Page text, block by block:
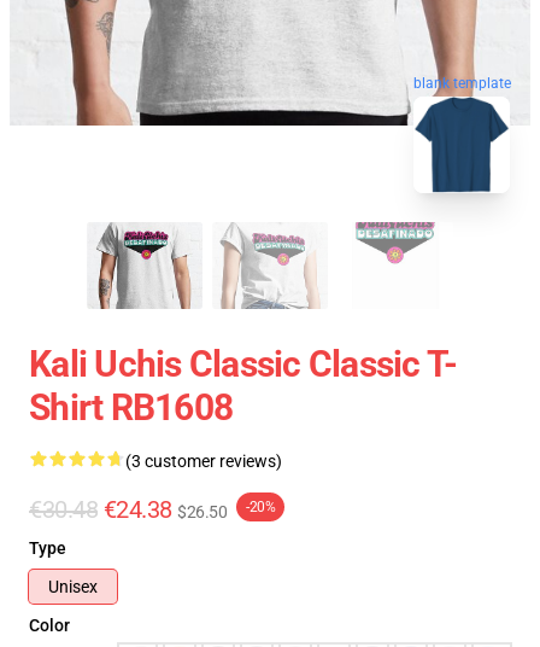
blank template
Kali Uchis Classic Classic T-
Shirt RB1608
(3 customer reviews)
€30.48 €24.38 $26.50 -20%
Type
Unisex
Color